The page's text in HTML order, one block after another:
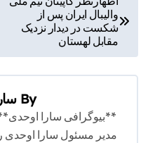
والیبال ایران پس از
شکست در دیدار نزدیک
مقابل لهستان
By
**بیوگرافی سارا
مدیر مسئول سارا اوحدی